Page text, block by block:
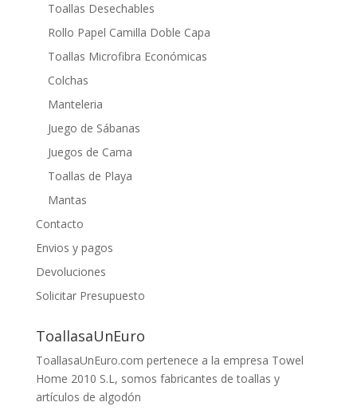
Toallas Desechables
Rollo Papel Camilla Doble Capa
Toallas Microfibra Económicas
Colchas
Manteleria
Juego de Sábanas
Juegos de Cama
Toallas de Playa
Mantas
Contacto
Envios y pagos
Devoluciones
Solicitar Presupuesto
ToallasaUnEuro
ToallasaUnEuro.com pertenece a la empresa Towel
Home 2010 S.L, somos fabricantes de toallas y
artículos de algodón